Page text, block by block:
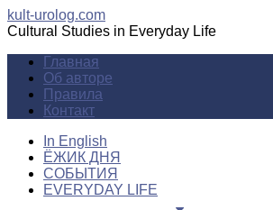
kult-urolog.com
Cultural Studies in Everyday Life
Главная
Об авторе
Правила
Контакт
In English
ЁЖИК ДНЯ
СОБЫТИЯ
EVERYDAY LIFE